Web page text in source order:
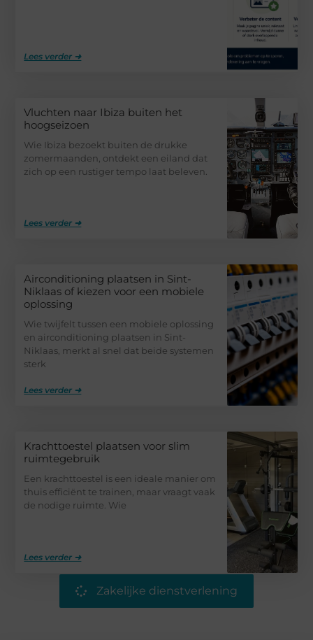
Lees verder ➜
Vluchten naar Ibiza buiten het
hoogseizoen
Wie Ibiza bezoekt buiten de drukke
zomermaanden, ontdekt een eiland dat
zich op een rustiger tempo laat beleven.
Lees verder ➜
Airconditioning plaatsen in Sint-
Niklaas of kiezen voor een mobiele
oplossing
Wie twijfelt tussen een mobiele oplossing
en airconditioning plaatsen in Sint-
Niklaas, merkt al snel dat beide systemen
sterk
Lees verder ➜
Krachttoestel plaatsen voor slim
ruimtegebruik
Een krachttoestel is een ideale manier om
thuis efficiënt te trainen, maar vraagt vaak
de nodige ruimte. Wie
Lees verder ➜
Zakelijke dienstverlening